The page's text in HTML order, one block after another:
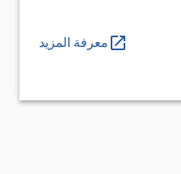
معرفة المزيد